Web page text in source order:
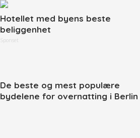
Hotellet med byens beste
beliggenhet
Sponset
De beste og mest populære
bydelene for overnatting i Berlin